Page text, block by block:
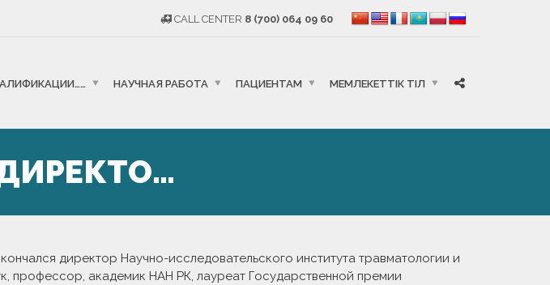
CALL CENTER 8 (700) 064 09 60
НАУЧНАЯ РАБОТА ПАЦИЕНТАМ МЕМЛЕКЕТТІК ТІЛ
директор Научно-исследовательского института травматологии и
профессор, академик НАН РК, лауреат Государственной премии